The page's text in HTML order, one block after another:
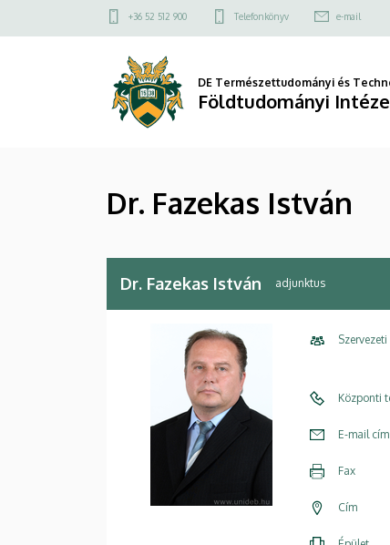
a
Felső
menü
+36 52 512 900 Telefonkönyv e-mail
DE Természettudományi és
Földtudományi
Dr. Fazekas István
Dr. Fazekas István adjunktus
Központi
E-mail cím
Fax
Cím